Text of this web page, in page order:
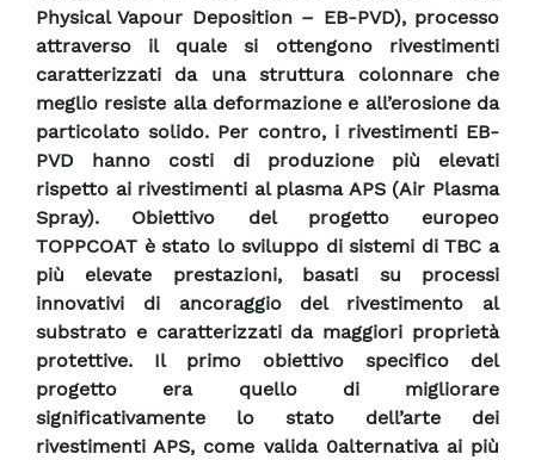
Physical Vapour Deposition – EB-PVD), processo
attraverso il quale si ottengono rivestimenti
caratterizzati da una struttura colonnare che
meglio resiste alla deformazione e all’erosione da
particolato solido. Per contro, i rivestimenti EB-
PVD hanno costi di produzione più elevati
rispetto ai rivestimenti al plasma APS (Air Plasma
Spray). Obiettivo del progetto europeo
TOPPCOAT è stato lo sviluppo di sistemi di TBC a
più elevate prestazioni, basati su processi
innovativi di ancoraggio del rivestimento al
substrato e caratterizzati da maggiori proprietà
protettive. Il primo obiettivo specifico del
progetto era quello di migliorare
significativamente lo stato dell’arte dei
rivestimenti APS, come valida 0alternativa ai più